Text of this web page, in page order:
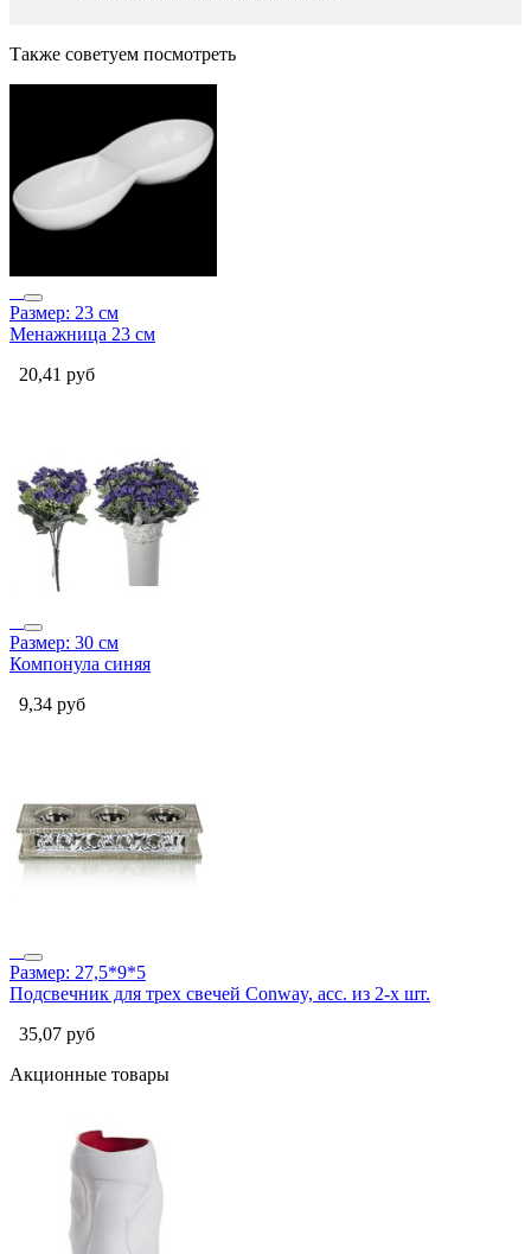
Также советуем посмотреть
Размер: 23 см
Менажница 23 см
20,41 руб
Размер: 30 см
Компонула синяя
9,34 руб
Размер: 27,5*9*5
Подсвечник для трех свечей Conway, асс. из 2-х шт.
35,07 руб
Акционные товары